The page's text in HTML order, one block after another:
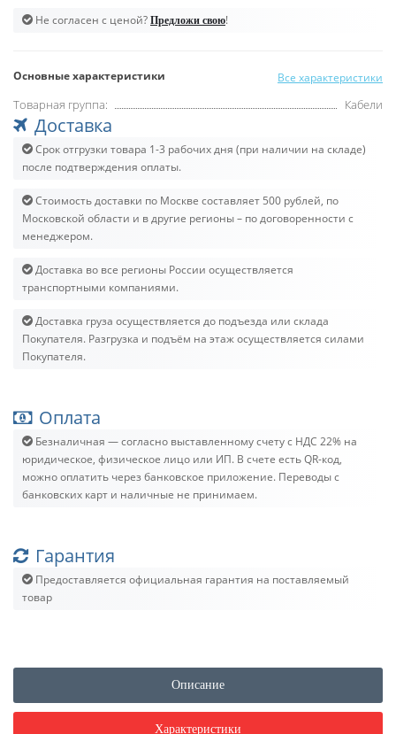
Не согласен с ценой? Предложи свою!
Основные характеристики Все характеристики
Товарная группа: Кабели
Доставка
Срок отгрузки товара 1-3 рабочих дня (при наличии на складе)
после подтверждения оплаты.
Стоимость доставки по Москве составляет 500 рублей, по
Московской области и в другие регионы – по договоренности с
менеджером.
Доставка во все регионы России осуществляется
транспортными компаниями.
Доставка груза осуществляется до подъезда или склада
Покупателя. Разгрузка и подъём на этаж осуществляется силами
Покупателя.
Оплата
Безналичная — согласно выставленному счету c НДС 22% на
юридическое, физическое лицо или ИП. В счете есть QR-код,
можно оплатить через банковское приложение. Переводы с
банковских карт и наличные не принимаем.
Гарантия
Предоставляется официальная гарантия на поставляемый
товар
Описание
Характеристики